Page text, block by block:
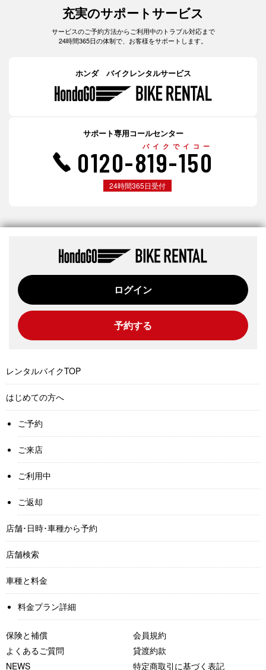
充実のサポートサービス
サービスのご予約方法からご利用中のトラブル対応まで
24時間365日の体制で、お客様をサポートします。
ホンダ バイクレンタルサービス
サポート専用コールセンター
バイクでイコー
0120-819-150
24時間365日受付
ログイン
予約する
レンタルバイクTOP
はじめての方へ
ご予約
ご来店
ご利用中
ご返却
店舗･日時･車種から予約
店舗検索
車種と料金
料金プラン詳細
保険と補償
よくあるご質問
NEWS
会員規約
貸渡約款
特定商取引に基づく表記